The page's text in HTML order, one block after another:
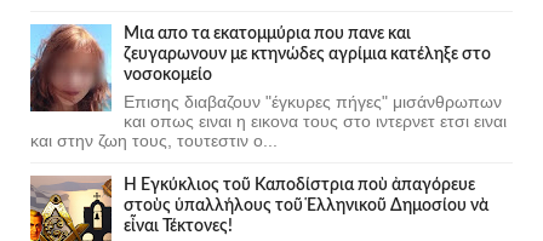
Μια απο τα εκατομμύρια που πανε και
ζευγαρωνουν με κτηνώδες αγρίμια κατέληξε στο
νοσοκομείο
Επισης διαβαζουν "έγκυρες πήγες" μισάνθρωπων
και οπως ειναι η εικονα τους στο ιντερνετ ετσι ειναι
και στην ζωη τους, τουτεστιν ο...
Ἡ Ἐγκύκλιος τοῦ Καποδίστρια ποὺ ἀπαγόρευε
στοὺς ὑπαλλήλους τοῦ Ἑλληνικοῦ Δημοσίου νὰ
εἶναι Τέκτονες!